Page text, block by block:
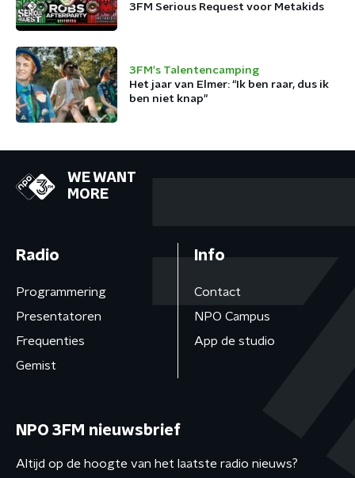
3FM Serious Request voor Metakids
3FM's Talentencamping
Het jaar van Elmer: “Ik ben raar, dus ik
ben niet knap"
WE WANT
MORE
Radio
Programmering
Presentatoren
Frequenties
Gemist
Info
Contact
NPO Campus
App de studio
NPO 3FM nieuwsbrief
Altijd op de hoogte van het laatste radio nieuws?